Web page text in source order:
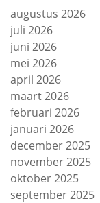
augustus 2026
juli 2026
juni 2026
mei 2026
april 2026
maart 2026
februari 2026
januari 2026
december 2025
november 2025
oktober 2025
september 2025